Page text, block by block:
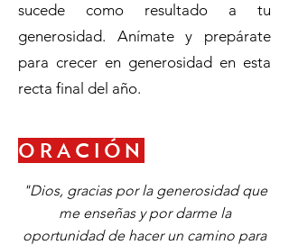
sucede como resultado a tu
generosidad. Anímate y prepárate
para crecer en generosidad en esta
recta final del año.
ORACIÓN
"Dios, gracias por la generosidad que
me enseñas y por darme la
oportunidad de hacer un camino para